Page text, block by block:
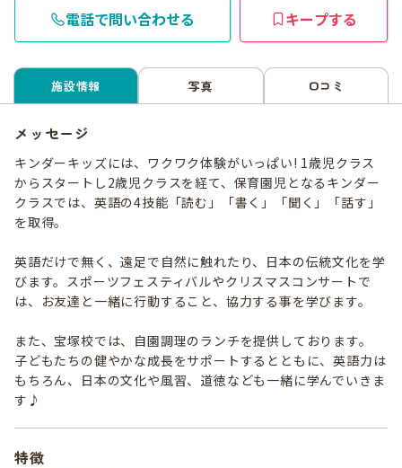
電話で問い合わせる キープする
施設情報 写真 口コミ
メッセージ
キンダーキッズには、ワクワク体験がいっぱい! 1歳児クラス
からスタートし2歳児クラスを経て、保育園児となるキンダー
クラスでは、英語の4技能「読む」「書く」「聞く」「話す」
を取得。
英語だけで無く、遠足で自然に触れたり、日本の伝統文化を学
びます。スポーツフェスティバルやクリスマスコンサートで
は、お友達と一緒に行動すること、協力する事を学びます。
また、宝塚校では、自園調理のランチを提供しております。
子どもたちの健やかな成長をサポートするとともに、英語力は
もちろん、日本の文化や風習、道徳なども一緒に学んでいきま
す♪
特徴